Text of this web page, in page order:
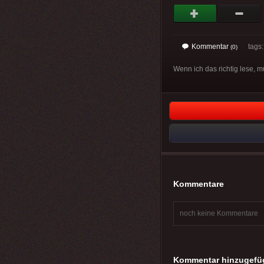
Kommentar (0)
Wenn ich das richtig lese,
Kommentare
noch keine Kommentare
Kommentar